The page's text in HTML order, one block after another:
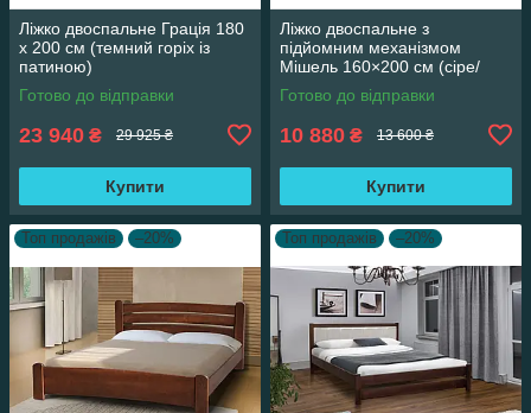
Ліжко двоспальне Грація 180
х 200 см (темний горіх із
патиною)
Готово до відправки
23 940 ₴ 29 925 ₴
Купити
Ліжко двоспальне з
підйомним механізмом
Мішель 160×200 см (сіре/
Аляска 05)
Готово до відправки
10 880 ₴ 13 600 ₴
Купити
Топ продажів –20% Топ продажів –20%